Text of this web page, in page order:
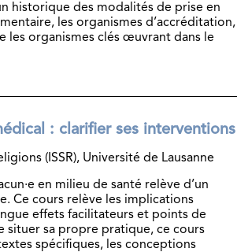
historique des modalités de prise en
les organismes d’accréditation,
les organismes clés œuvrant dans le
: clarifier ses interventions
(ISSR), Université de Lausanne
en milieu de santé relève d’un
Ce cours relève les implications
effets facilitateurs et points de
situer sa propre pratique, ce cours
spécifiques, les conceptions